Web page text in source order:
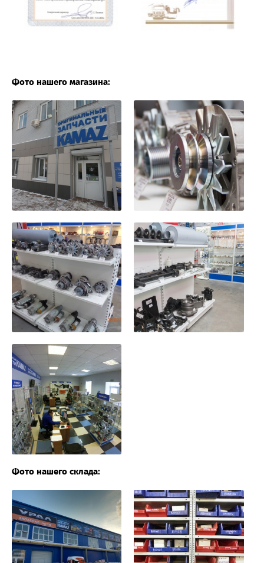
Фото нашего магазина:
Фото нашего склада: